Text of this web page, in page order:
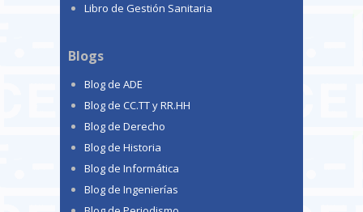
Libro de Gestión Sanitaria
Blogs
Blog de ADE
Blog de CC.TT y RR.HH
Blog de Derecho
Blog de Historia
Blog de Informática
Blog de Ingenierías